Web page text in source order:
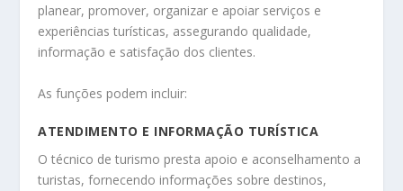
planear, promover, organizar e apoiar serviços e
experiências turísticas, assegurando qualidade,
informação e satisfação dos clientes.
As funções podem incluir:
ATENDIMENTO E INFORMAÇÃO TURÍSTICA
O técnico de turismo presta apoio e aconselhamento a
turistas, fornecendo informações sobre destinos,